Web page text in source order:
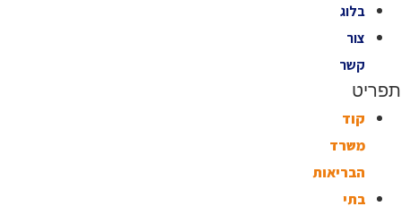
בלוג
צור
קשר
תפריט
קוד
משרד
הבריאות
בתי